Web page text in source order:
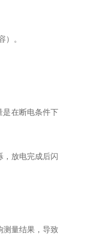
）。
是在断电条件下
放电完成后闪
测量结果，导致